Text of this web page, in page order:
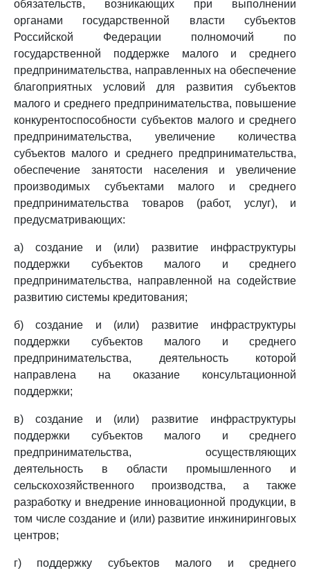
обязательств, возникающих при выполнении
органами государственной власти субъектов
Российской Федерации полномочий по
государственной поддержке малого и среднего
предпринимательства, направленных на обеспечение
благоприятных условий для развития субъектов
малого и среднего предпринимательства, повышение
конкурентоспособности субъектов малого и среднего
предпринимательства, увеличение количества
субъектов малого и среднего предпринимательства,
обеспечение занятости населения и увеличение
производимых субъектами малого и среднего
предпринимательства товаров (работ, услуг), и
предусматривающих:
а) создание и (или) развитие инфраструктуры
поддержки субъектов малого и среднего
предпринимательства, направленной на содействие
развитию системы кредитования;
б) создание и (или) развитие инфраструктуры
поддержки субъектов малого и среднего
предпринимательства, деятельность которой
направлена на оказание консультационной
поддержки;
в) создание и (или) развитие инфраструктуры
поддержки субъектов малого и среднего
предпринимательства, осуществляющих
деятельность в области промышленного и
сельскохозяйственного производства, а также
разработку и внедрение инновационной продукции, в
том числе создание и (или) развитие инжиниринговых
центров;
г) поддержку субъектов малого и среднего